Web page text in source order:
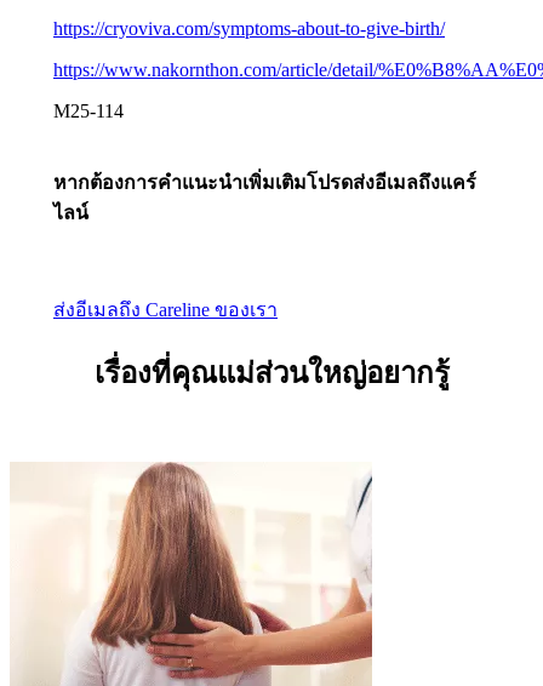
https://cryoviva.com/symptoms-about-to-give-birth/
https://www.nakornthon.com/article/detail/
M25-114
หากต้องการคำแนะนำเพิ่มเติมโปรดส่งอีเมลถึงแคร์
ไลน์
ส่งอีเมลถึง Careline ของเรา
เรื่องที่คุณแม่ส่วนใหญ่อยากรู้